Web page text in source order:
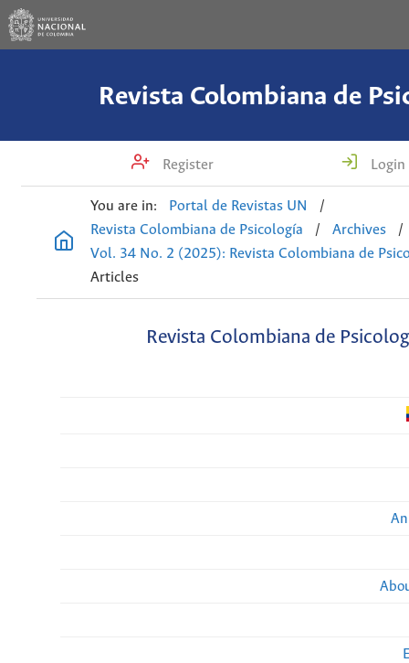
Revista Colombiana de
Register Login
You are in: Portal de Revistas UN
/
Revista Colombiana de Psicología
/ Archives
/
Vol. 34 No. 2 (2025): Revista Colombiana de
Articles
Revista Colombiana de